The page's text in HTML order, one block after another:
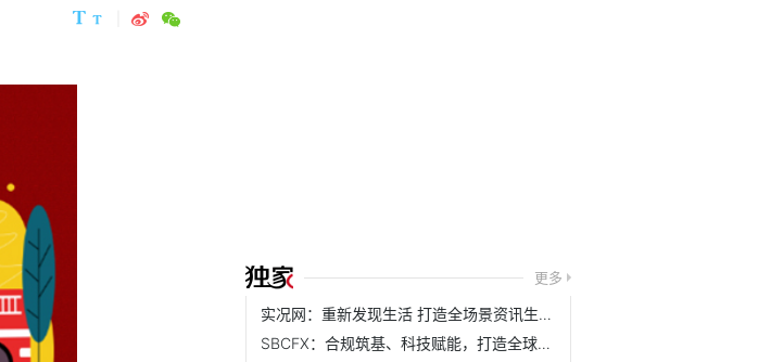
更多
实况网：重新发现生活 打造全场景资讯生活门户
SBCFX：合规筑基、科技赋能，打造全球投资者信赖的多资产交易平台